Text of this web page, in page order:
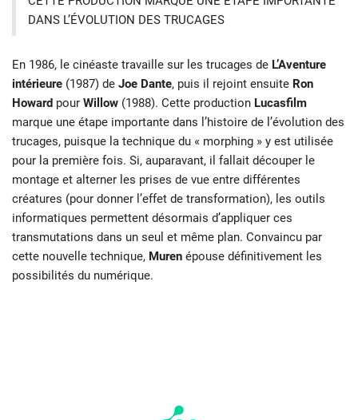
DANS L’ÉVOLUTION DES TRUCAGES
En 1986, le cinéaste travaille sur les trucages de L’Aventure
intérieure (1987) de Joe Dante, puis il rejoint ensuite Ron
Howard pour Willow (1988). Cette production Lucasfilm
marque une étape importante dans l’histoire de l’évolution des
trucages, puisque la technique du « morphing » y est utilisée
pour la première fois. Si, auparavant, il fallait découper le
montage et alterner les prises de vue entre différentes
créatures (pour donner l’effet de transformation), les outils
informatiques permettent désormais d’appliquer ces
transmutations dans un seul et même plan. Convaincu par
cette nouvelle technique, Muren épouse définitivement les
possibilités du numérique.